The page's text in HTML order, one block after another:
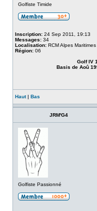
Golfiste Timide
Inscription: 24 Sep 2011, 19:13
Messages: 34
Localisation: RCM Alpes Maritimes
Région: 06
Golf IV
Basis de Aoû
Haut| Bas
JRM'G4
Golfiste Passionné